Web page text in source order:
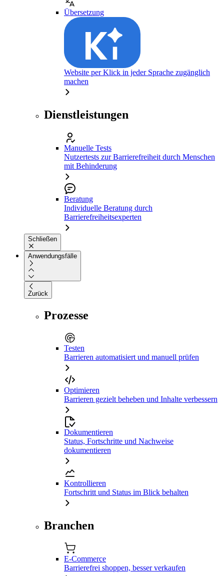
Übersetzung
Website per Klick in jeder Sprache zugänglich
machen
Dienstleistungen
Manuelle Tests
Nutzertests zur Barrierefreiheit durch Menschen
mit Behinderung
Beratung
Individuelle Beratung durch
Barrierefreiheitsexperten
Schließen
Anwendungsfälle
Zurück
Prozesse
Testen
Barrieren automatisiert und manuell prüfen
Optimieren
Barrieren gezielt beheben und Inhalte verbessern
Dokumentieren
Status, Fortschritte und Nachweise
dokumentieren
Kontrollieren
Fortschritt und Status im Blick behalten
Branchen
E-Commerce
Barrierefrei shoppen, besser verkaufen